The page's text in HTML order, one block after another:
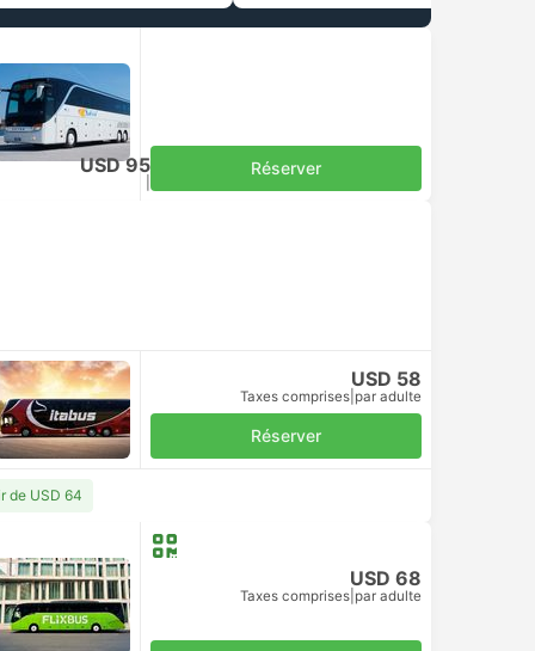
USD 95 Réserver
USD 58
Taxes comprises par adulte
Réserver
de USD 64
USD 68
Taxes comprises par adulte